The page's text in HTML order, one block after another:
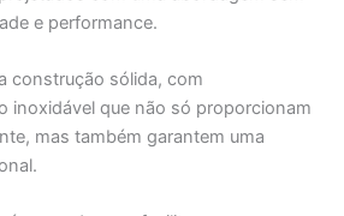
e performance.
construção sólida, com
inoxidável que não só proporcionam
mas também garantem uma